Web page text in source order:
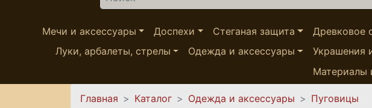
Мечи и аксессуары Доспехи Стеганая защита Древковое
Луки, арбалеты, стрелы
Одежда и аксессуары Украшения
Материалы
Вы здесь
Главная Каталог Одежда и аксессуары Пуговицы